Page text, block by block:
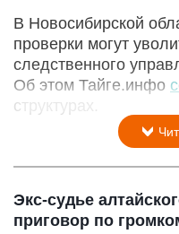
В Новосибирской
проверки могут
следственного
Об этом Тайге.инфо
структурах.
Экс-судье
приговор по